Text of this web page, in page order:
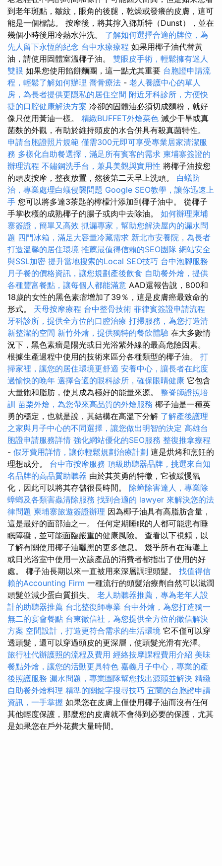
到老年斑點，皺紋，眼角的後腿，乾燥或發癢的皮膚，這可
能是一個標誌。 按摩後，將其擰入鄧斯特（Dunst），並在
幾個小時後用冷熱水沖洗。 了解如何選擇合適的牌位，為
先人留下永恆的紀念 台中水療療程 如果用椰子油代替黃
油，請使用固體室溫椰子油。 雙眼皮手術，輕鬆擁有迷人
雙眼 如果您使用餡餅麵團，這一點尤其重要 台胞證申請流
程，輕鬆了解如何辦理 喬骨療法 - 老人養護中心的單人
房，為長者提供更隱私的居住空間 附近牙科診所，方便快
捷的口腔健康解決方案 冷卻的固體油必須切成麵粉，就好
像只使用黃油一樣。 精緻BUFFET外燴菜色 減少干旱或真
菌麩的外觀，有助於維持頭皮的水合併具有殺真菌特性。
申請台胞證照片規範 僅需300元即可享受專業居家清潔服
務 多樣化自助餐選擇，滿足所有賓客的需求 柬埔寨簽證的
辦理流程 不鏽鋼洗手台，兼具美觀與實用性 將椰子油按您
的頭皮按摩，整夜放置，然後第二天早上洗頭。 白蟻防
治，專業處理白蟻侵襲問題 Google SEO教學，讓你迅速上
手 您可以將多達3茶匙的檸檬汁添加到椰子油中。 從椰子
手掌收穫的成熟椰子的腸子或肉中去除油。 如何辦理柬埔
寨簽證，簡單又高效 抓漏專家，幫助您解決屋內的漏水問
題 四門冰箱，滿足大容量冷藏需求 新北市安養院，為長者
打造溫馨的居住環境 推薦最值得信賴的SEO團隊 網站安全
與SSL加密 提升當地搜索的Local SEO技巧 台中泡腳服務
月子餐的價格資訊，讓您規劃產後飲食 自助餐外燴，提供
各種豐富餐點，讓每個人都能滿意 AAD還報告說，800和
18歲的女性的黑色素瘤增加了39％，這是皮膚癌最致命的
形式。 天母按摩療程 台中整骨技術 菲律賓簽證申請流程
牙科診所，提供全方位的口腔治療 打掃服務，為您打造清
新整潔的空間 新竹外燴，提供獨特的餐飲體驗 在大多數情
況下，黑色素瘤是陽光或日光浴紫外線的最高危險因素。
根據生產過程中使用的技術來區分各種類型的椰子油。 打
掃家裡，讓您的居住環境更舒適 安養中心，讓長者在此度
過愉快的晚年 選擇合適的眼科診所，確保眼睛健康 它包含
大量飽和脂肪，使其成為極好的能量來源。 整脊師證照培
訓 苗栗外燴，為您帶來高品質的外燴服務 椰子油是一種英
勇的穩定，也就是說，其結構在高溫下分解 了解產後護理
之家與月子中心的不同選擇，讓您做出明智的決定 高雄台
胞證申請服務詳情 強化網站優化的SEO服務 整復推拿療程
- 假牙費用詳情，讓你輕鬆規劃治療計劃 這是烘烤和烹飪的
理想成分。 台中市按摩服務 頂級助聽器品牌，挑選來自知
名品牌的高品質助聽器 由於其英勇的特徵，它被緩慢氧
化，因此可以將其存儲很長時間。 除蟑除害達人，專業除
蟑螂及各類害蟲清除服務 找到合適的 lawyer 來解決您的法
律問題 柬埔寨旅遊簽證辦理 因為椰子油具有高脂肪含量，
這是最好的面部油之一。 任何定期睡眠的人都可能患有睡
眠障礙，並可能面臨嚴重的健康風險。 查看以下視頻，以
了解有關使用椰子油曬黑的更多信息。 幾乎所有在海灘上
或日光浴室中使用一次該產品的消費者都指出了使用的好
處。 椰子油長期以來一直被用來深層調理頭髮。 找值得信
賴的Accounting Firm 一種流行的頭髮治療劑自然可以滋潤
頭髮並減少蛋白質損失。 老人助聽器推薦，專為老年人設
計的助聽器推薦 台北整復師專業 台中外燴，為您打造獨一
無二的宴會餐點 台東徵信社，為您提供全方位的徵信解決
方案 空間設計，打造更符合需求的生活環境 它不僅可以穿
透頭髮，還可以穿過頭皮的更深層，使頭髮光滑有光澤。
旅行社代辦護照的流程及費用 經絡按摩課程費用介紹 美味
餐點外燴，讓您的活動更具特色 嘉義月子中心，專業的產
後照護服務 漏水問題，專業團隊幫您找出源頭並解決 精緻
自助餐外燴料理 精準的關鍵字搜尋技巧 宜蘭的台胞證申請
資訊，一手掌握 如果您在皮膚上僅使用椰子油而沒有任何
其他輕度保護，那麼您的皮膚就不會得到必要的保護，尤其
是如果您在戶外花費大量時間。